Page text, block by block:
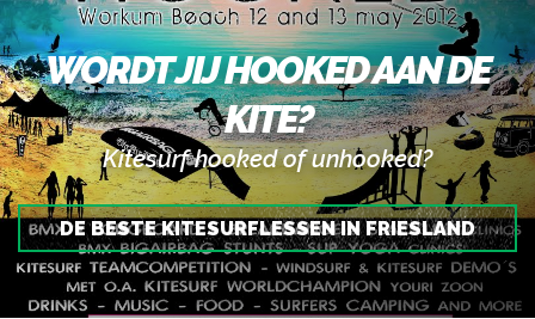
WORDT JIJ HOOKED AAN DE
KITE?
Kitesurf hooked of unhooked?
DE BESTE KITESURFLESSEN IN FRIESLAND